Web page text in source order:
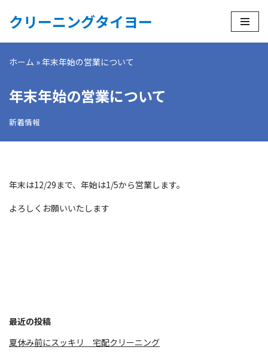
コ
テ
ツ
ス
クリーニングタイヨー
ホーム »年末年始の営業について
年末年始の営業について
新着情報
年末は12/29まで、年始は1/5から営業します。
よろしくお願いいたします
最近の投稿
夏休み前にスッキリ 宅配クリーニング